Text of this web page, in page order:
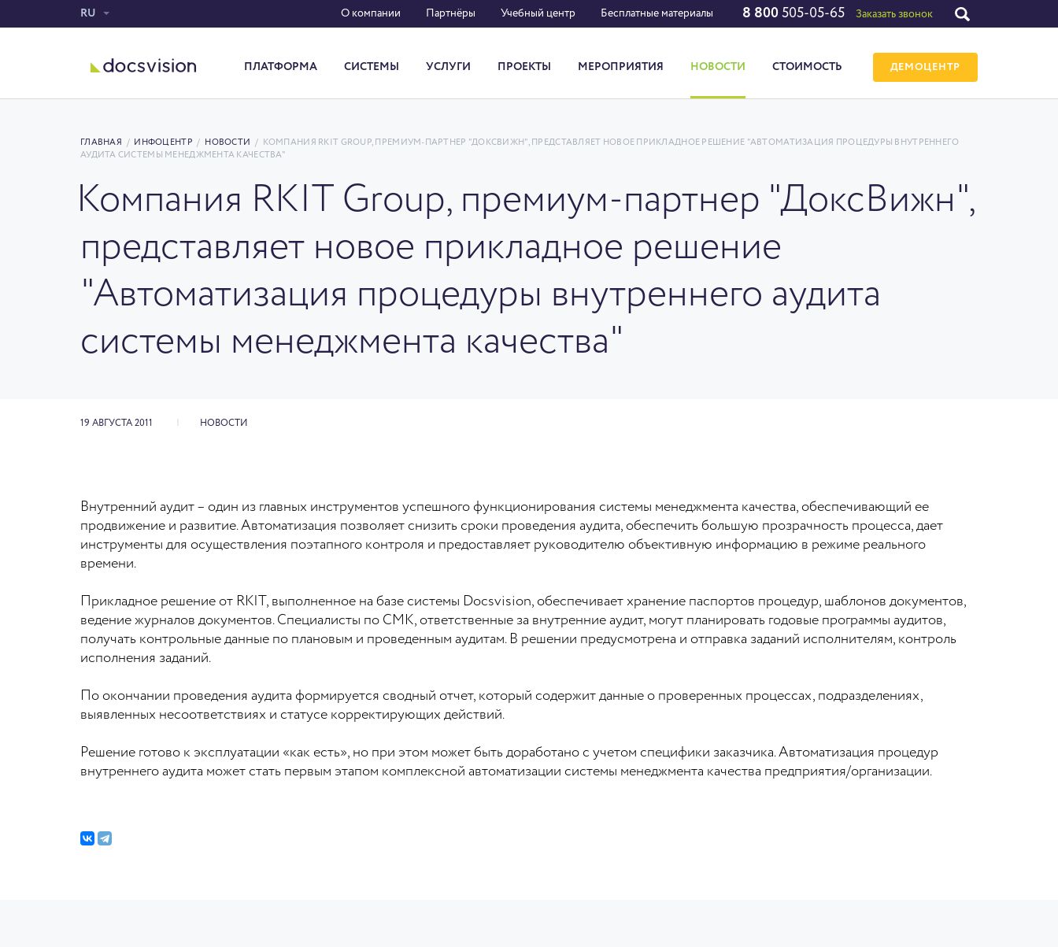
RU О компании Партнёры Учебный центр Бесплатные материалы 8 800 505-05-65 Заказать звонок
ПЛАТФОРМА СИСТЕМЫ УСЛУГИ ПРОЕКТЫ МЕРОПРИЯТИЯ НОВОСТИ СТОИМОСТЬ ДЕМОЦЕНТР
ГЛАВНАЯ / ИНФОЦЕНТР / НОВОСТИ /
КОМПАНИЯ RKIT GROUP, ПРЕМИУМ-ПАРТНЕР "ДОКСВИЖН", ПРЕДСТАВЛЯЕТ НОВОЕ ПРИКЛАДНОЕ РЕШЕНИЕ "АВТОМАТИЗАЦИЯ ПРОЦЕДУРЫ ВНУТРЕННЕГО
АУДИТА СИСТЕМЫ МЕНЕДЖМЕНТА КАЧЕСТВА"
Компания RKIT Group, премиум-партнер "ДоксВижн",
представляет новое прикладное решение
"Автоматизация процедуры внутреннего аудита
системы менеджмента качества"
19 АВГУСТА 2011 НОВОСТИ
Внутренний аудит – один из главных инструментов успешного функционирования системы менеджмента качества, обеспечивающий ее
продвижение и развитие. Автоматизация позволяет снизить сроки проведения аудита, обеспечить большую прозрачность процесса, дает
инструменты для осуществления поэтапного контроля и предоставляет руководителю объективную информацию в режиме реального
времени.
Прикладное решение от RKIT, выполненное на базе системы Docsvision, обеспечивает хранение паспортов процедур, шаблонов документов,
ведение журналов документов. Специалисты по СМК, ответственные за внутренние аудит, могут планировать годовые программы аудитов,
получать контрольные данные по плановым и проведенным аудитам. В решении предусмотрена и отправка заданий исполнителям, контроль
исполнения заданий.
По окончании проведения аудита формируется сводный отчет, который содержит данные о проверенных процессах, подразделениях,
выявленных несоответствиях и статусе корректирующих действий.
Решение готово к эксплуатации «как есть», но при этом может быть доработано с учетом специфики заказчика. Автоматизация процедур
внутреннего аудита может стать первым этапом комплексной автоматизации системы менеджмента качества предприятия/организации.